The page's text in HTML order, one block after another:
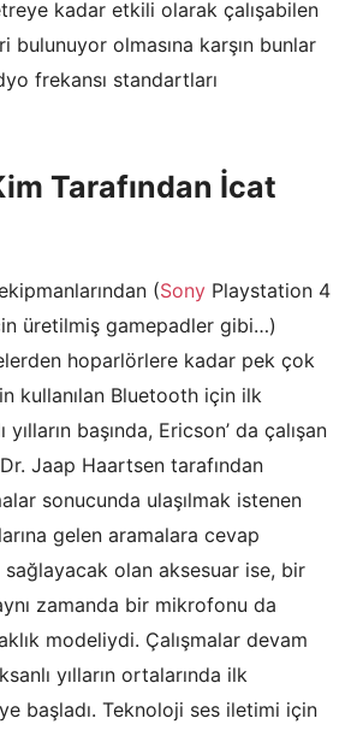
kadar etkili olarak çalışabilen
bulunuyor olmasına karşın bunlar
frekansı standartları
Tarafından İcat
(Sony Playstation 4
üretilmiş gamepadler gibi…)
hoparlörlere kadar pek çok
kullanılan Bluetooth için ilk
başında, Ericson’ da çalışan
Jaap Haartsen tarafından
sonucunda ulaşılmak istenen
gelen aramalara cevap
olan aksesuar ise, bir
zamanda bir mikrofonu da
modeliydi. Çalışmalar devam
yılların ortalarında ilk
başladı. Teknoloji ses iletimi için